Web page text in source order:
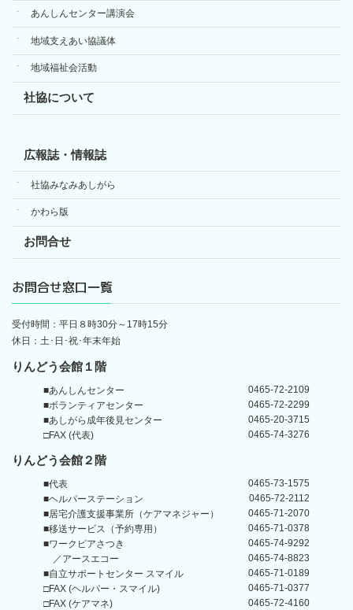
あんしんセンター講演会
地域支えあい協議体
地域福祉会活動
社協について
広報誌・情報誌
社協みなみあしがら
かわら版
お問合せ
お問合せ窓口一覧
受付時間：平日８時30分～17時15分
休日：土･日･祝･年末年始
りんどう会館１階
■あんしんセンター
0465-72-2109
■ボランティアセンター
0465-72-2299
■あしがら成年後見センター
0465-20-3715
□FAX (代表)
0465-74-3276
りんどう会館 ２階
■代表
0465-73-1575
■ヘルパーステーション
0465-72-2112
■居宅介護支援事業所 （ケアマネジャー）
0465-71-2070
■移送サービス（予約専用）
0465-71-0378
■ワークピアさつき
0465-74-9292
／アースエコー
0465-74-8823
■自立サポートセンター スマイル
0465-71-0189
□FAX (ヘルパー・スマイル)
0465-71-0377
□FAX (ケアマネ)
0465-72-4160